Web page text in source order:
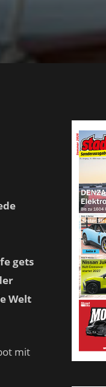
gets
Welt
mit